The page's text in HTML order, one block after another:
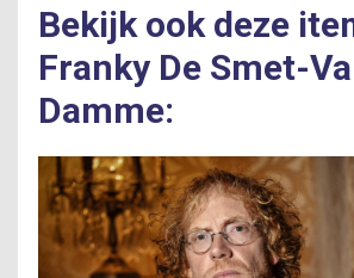
Bekijk ook deze
Franky De Smet-
Damme: